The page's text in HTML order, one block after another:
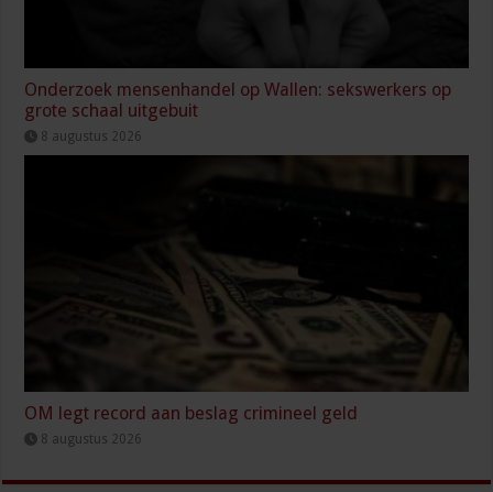
Onderzoek mensenhandel op Wallen: sekswerkers op
grote schaal uitgebuit
8 augustus 2026
OM legt record aan beslag crimineel geld
8 augustus 2026